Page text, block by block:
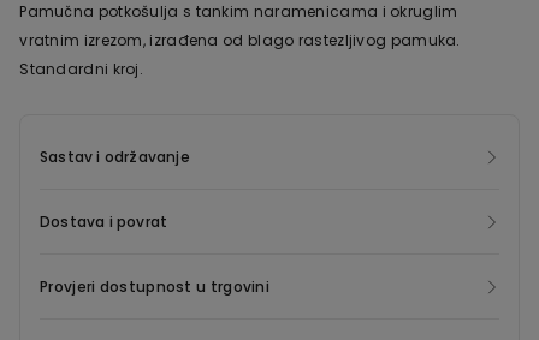
Pamučna potkošulja s tankim naramenicama i okruglim
vratnim izrezom, izrađena od blago rastezljivog pamuka.
Standardni kroj.
Sastav i održavanje
Dostava i povrat
Provjeri dostupnost u trgovini